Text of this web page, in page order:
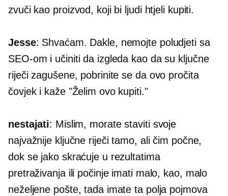
zvuči kao proizvod, koji bi ljudi htjeli kupiti.
Jesse: Shvaćam. Dakle, nemojte poludjeti sa
SEO-om i učiniti da izgleda kao da su ključne
riječi zagušene, pobrinite se da ovo pročita
čovjek i kaže "Želim ovo kupiti."
nestajati: Mislim, morate staviti svoje
najvažnije ključne riječi tamo, ali čim počne,
dok se jako skraćuje u rezultatima
pretraživanja ili počinje imati malo, kao, malo
neželjene pošte, tada imate ta polja pojmova